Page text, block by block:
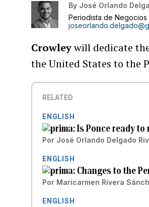
By José Orlando
Periodista de Negocios
Crowleywill dedicate
the United States to the
RELATED
ENGLISH
Is Ponce ready
Por José Orlando Delgado
ENGLISH
Changes to the
Por Maricarmen Rivera
ENGLISH